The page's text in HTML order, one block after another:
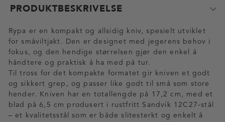
PRODUKTBESKRIVELSE
Rypa er en kompakt og allsidig kniv, spesielt utviklet
for småviltjakt. Den er designet med jegerens behov i
fokus, og den hendige størrelsen gjør den enkel å
håndtere og praktisk å ha med på tur.
Til tross for det kompakte formatet gir kniven et godt
og sikkert grep, og passer like godt til små som store
hender. Kniven har en totallengde på 17,2 cm, med et
blad på 6,5 cm produsert i rustfritt Sandvik 12C27-stål
– et kvalitetsstål som er både slitesterkt og enkelt å